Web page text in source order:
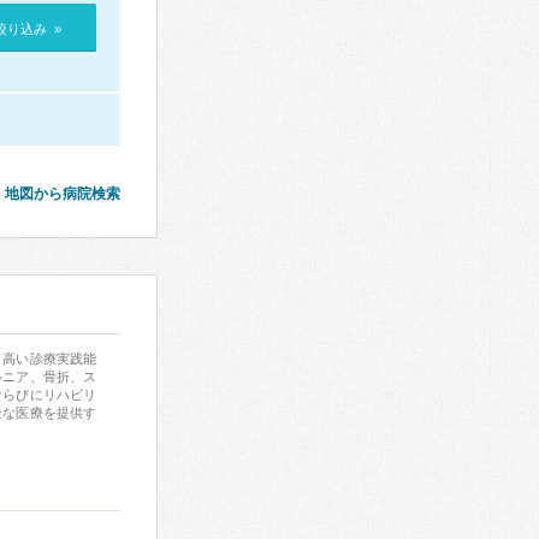
り込み »
地図から病院検索
い診療実践能
ア、骨折、ス
びにリハビリ
医療を提供す